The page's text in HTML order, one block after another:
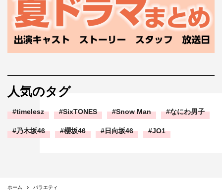
人気のタグ
timelesz SixTONES Snow Man なにわ男子
乃木坂46 櫻坂46 日向坂46 JO1
ホーム
バラエティ